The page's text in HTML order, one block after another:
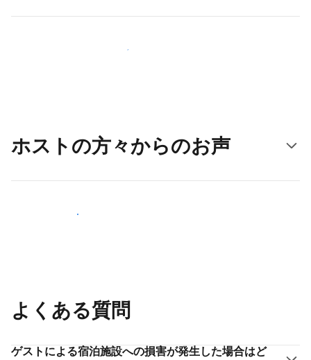
新しいユーザー層に今すぐアプローチする
ホストの方々からのお声
ホストとして登録する
よくある質問
ゲストによる宿泊施設への損害が発生した場合はど